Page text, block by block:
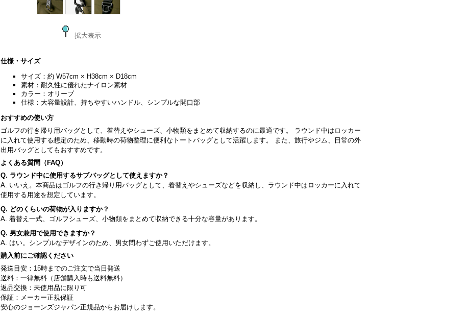
拡大表示
仕様・サイズ
サイズ：約 W57cm × H38cm × D18cm
素材：耐久性に優れたナイロン素材
カラー：オリーブ
仕様：大容量設計、持ちやすいハンドル、シンプルな開口部
おすすめの使い方
ゴルフの行き帰り用バッグとして、着替えやシューズ、小物類をまとめて収納するのに最適です。 ラウンド中はロッカー
に入れて使用する想定のため、移動時の荷物整理に便利なトートバッグとして活躍します。 また、旅行やジム、日常の外
出用バッグとしてもおすすめです。
よくある質問（FAQ）
Q. ラウンド中に使用するサブバッグとして使えますか？
A. いいえ。本商品はゴルフの行き帰り用バッグとして、着替えやシューズなどを収納し、ラウンド中はロッカーに入れて
使用する用途を想定しています。
Q. どのくらいの荷物が入りますか？
A. 着替え一式、ゴルフシューズ、小物類をまとめて収納できる十分な容量があります。
Q. 男女兼用で使用できますか？
A. はい。シンプルなデザインのため、男女問わずご使用いただけます。
購入前にご確認ください
発送目安：15時までのご注文で当日発送
送料：一律無料（店舗購入時も送料無料）
返品交換：未使用品に限り可
保証：メーカー正規保証
安心のジョーンズジャパン正規品からお届けします。